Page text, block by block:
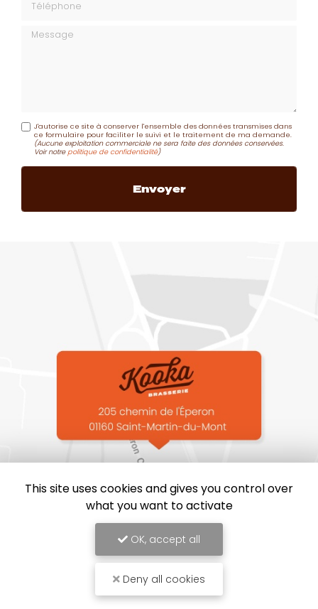
Message
J'autorise ce site à conserver l'ensemble des données transmises dans
ce formulaire pour faciliter le suivi et le traitement de ma demande.
(Aucune exploitation commerciale ne sera faite des données conservées.
Voir notrepolitique de confidentialité)
Brasserie Kooka, Brasserie proche de Bourg-en-Bresse
Mentions légales
Archives
This site uses cookies and gives you control over
what you want to activate
OK, accept all
Deny all cookies